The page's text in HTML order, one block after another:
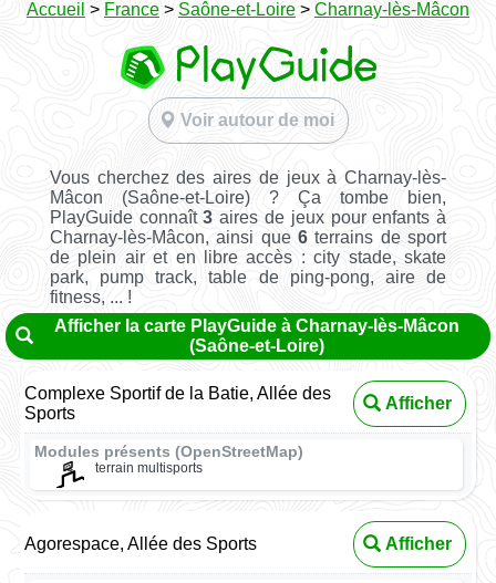
Accueil > France > Saône-et-Loire > Charnay-lès-Mâcon
Voir autour de moi
Vous cherchez des aires de jeux à Charnay-lès-
Mâcon (Saône-et-Loire) ? Ça tombe bien,
PlayGuide connaît3 aires de jeux pour enfants à
Charnay-lès-Mâcon, ainsi que 6 terrains de sport
de plein air et en libre accès : city stade, skate
park, pump track, table de ping-pong, aire de
fitness, ... !
Afficher la carte PlayGuide à Charnay-lès-Mâcon
(Saône-et-Loire)
Complexe Sportif de la Batie, Allée des
Sports
Afficher
Modules présents (OpenStreetMap)
terrain multisports
Agorespace, Allée des Sports Afficher